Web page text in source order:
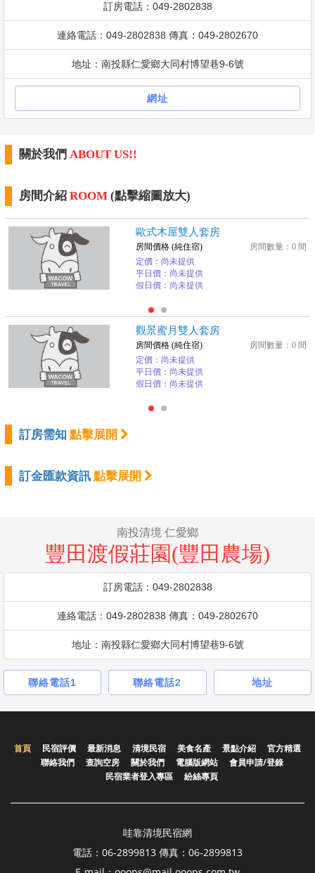
訂房電話：049-2802838
連絡電話：049-2802838 傳真：049-2802670
地址：南投縣仁愛鄉大同村博望巷9-6號
網址
關於我們 ABOUT US!!
房間介紹 ROOM (點擊縮圖放大)
歐式木屋雙人套房
房間數量：0 間
房間價格 (純住宿)
定價：尚未提供
平日價：尚未提供
假日價：尚未提供
觀景蜜月雙人套房
房間數量：0 間
房間價格 (純住宿)
定價：尚未提供
平日價：尚未提供
假日價：尚未提供
訂房需知 點擊展開
訂金匯款資訊 點擊展開
南投清境 仁愛鄉
豐田渡假莊園(豐田農場)
訂房電話：049-2802838
連絡電話：049-2802838 傳真：049-2802670
地址：南投縣仁愛鄉大同村博望巷9-6號
聯絡電話1 聯絡電話2 地址
首頁 民宿評價 最新消息 清境民宿 美食名產 景點介紹
官方精選
聯絡我們
查詢空房 關於我們 電腦版網站
會員申請/登錄
民宿業者登入專區
紛絲專頁
哇靠清境民宿網
電話：06-2899813 傳真：06-2899813